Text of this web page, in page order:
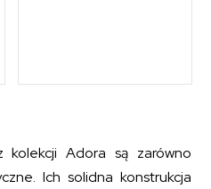
kolekcji Adora są zarówno
Ich solidna konstrukcja